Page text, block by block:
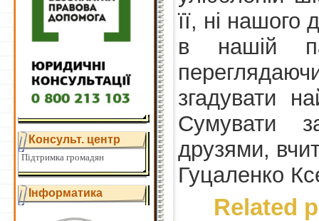
Консульт. центр
Підтримка громадян
Інформатика
її, ні
в нашій
згадувати
Сумувати
друзями,
Гуцаленко
Related